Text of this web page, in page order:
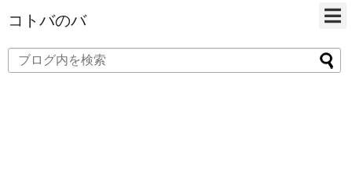
コトバのバ